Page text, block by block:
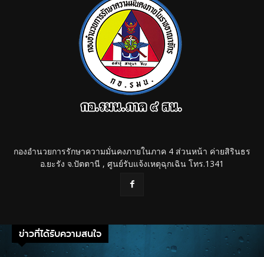
กองอำนวยการรักษาความมั่นคงภายในภาค 4 ส่วนหน้า ค่ายสิรินธร
อ.ยะรัง จ.ปัตตานี , ศูนย์รับแจ้งเหตุฉุกเฉิน โทร.1341
ข่าวที่ได้รับความสนใจ